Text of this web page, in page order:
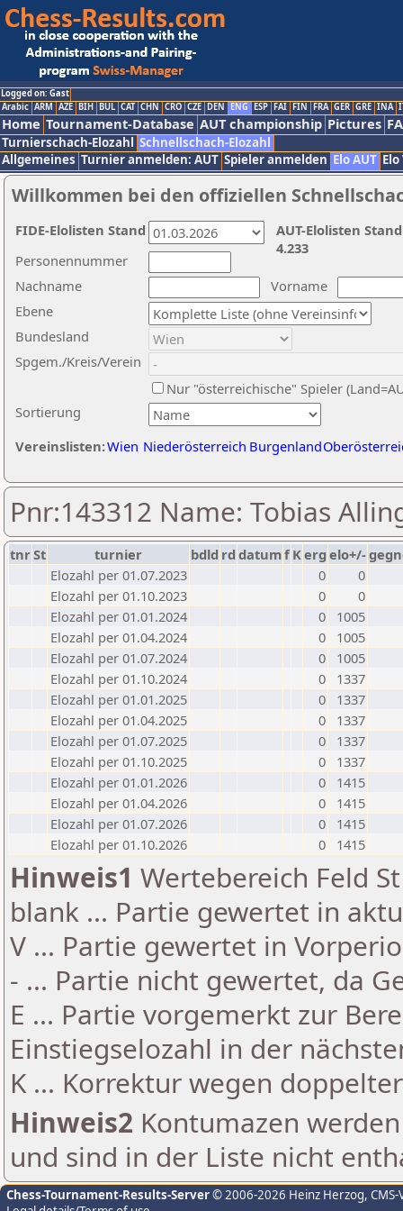
Logged on: Gast
Arabic ARM AZE BIH BUL CAT CHN CRO CZE DEN ENG ESP FAI FIN FRA GER GRE INA
Home Tournament-Database AUT championship Pictures
Turnierschach-Elozahl Schnellschach-Elozahl
Allgemeines Turnier anmelden: AUT Spieler anmelden Elo AUT
Willkommen bei den offiziellen
Nachname
Vorname
Ebene
Sortierung
Personennummer
Bundesland
Spgem./Kreis/Verein
Nur "österreichische" Spieler
Vereinslisten:Wien Niederösterreich Burgenland
AUT-Elolisten
4.233
FIDE-Elolisten Stand
Pnr:143312 Name: Tobias
tnrSt turnier bdld rd datumf Kerg elo+/-
Elozahl per 01.07.2023
0
0
Elozahl per 01.10.2023
0
0
Elozahl per 01.01.2024
0
1005
Elozahl per 01.04.2024
0
1005
Elozahl per 01.07.2024
0
1005
Elozahl per 01.10.2024
0
1337
Elozahl per 01.01.2025
0
1337
Elozahl per 01.04.2025
0
1337
Elozahl per 01.07.2025
0
1337
Elozahl per 01.10.2025
0
1337
Elozahl per 01.01.2026
0
1415
Elozahl per 01.04.2026
0
1415
Elozahl per 01.07.2026
0
1415
Elozahl per 01.10.2026
0 1415
Hinweis1 Wertebereich Feld
blank ... Partie gewertet in
V ... Partie gewertet in
- ... Partie nicht gewertet, da
E ... Partie vorgemerkt zur
Einstiegselozahl in der
K ... Korrektur wegen
Hinweis2 Kontumazen
und sind in der Liste nicht
Chess-Tournament-Results-Server© 2006-2026 Heinz Herzog,